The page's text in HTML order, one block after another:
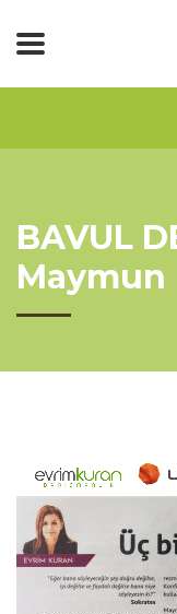
BAVUL
Maymun